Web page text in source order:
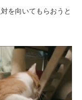
を向いてもらおうと